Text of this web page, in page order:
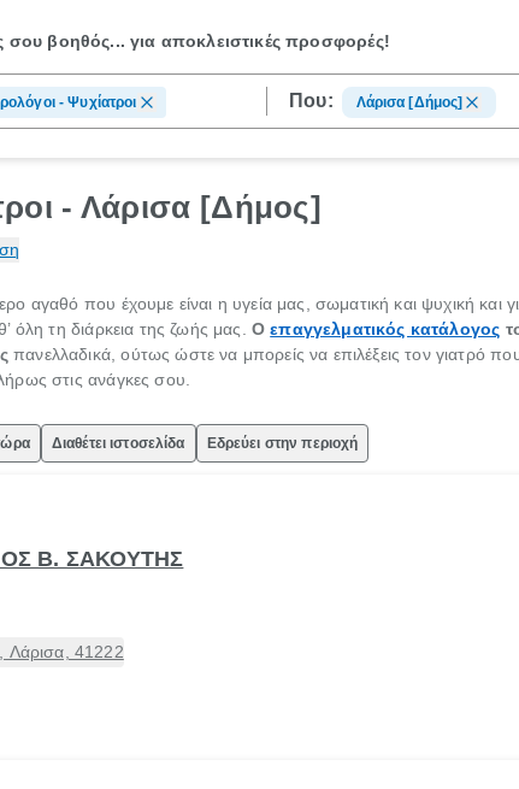
σου βοηθός...για αποκλειστικές προσφορές!
- Ψυχίατροι Που: Λάρισα [Δήμος]
- Λάρισα [Δήμος]
αγαθό που έχουμε είναι η υγεία μας, σωματική και ψυχική και
όλη τη διάρκεια της ζωής μας. Οεπαγγελματικός κατάλογος
πανελλαδικά, ούτως ώστε να μπορείς να επιλέξεις τον γιατρό
στις ανάγκες σου.
Διαθέτει ιστοσελίδα Εδρεύει στην περιοχή
Β. ΣΑΚΟΥΤΗΣ
Λάρισα, 41222